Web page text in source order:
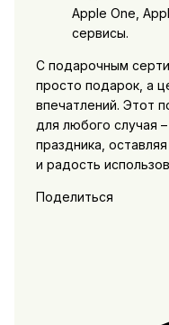
Apple One,
сервисы.
С подарочным
просто подарок, а
впечатлений. Этот
для любого случая
праздника,
и радость
Поделиться